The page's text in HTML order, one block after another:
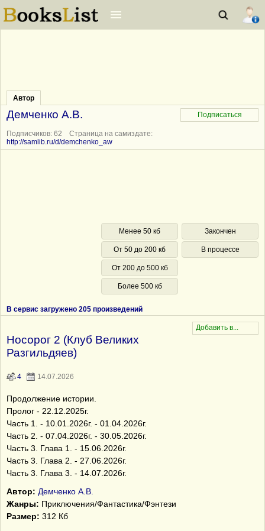
Автор
Демченко А.В.
Подписчиков: 62 Страница на самиздате:
http://samlib.ru/d/demchenko_aw
Менее 50 кб
От 50 до 200 кб
От 200 до 500 кб
Более 500 кб
Закончен
В процессе
В сервис загружено 205 произведений
Носорог 2 (Клуб Великих
Разгильдяев)
4 14.07.2026
Продолжение истории.
Пролог - 22.12.2025г.
Часть 1. - 10.01.2026г. - 01.04.2026г.
Часть 2. - 07.04.2026г. - 30.05.2026г.
Часть 3. Глава 1. - 15.06.2026г.
Часть 3. Глава 2. - 27.06.2026г.
Часть 3. Глава 3. - 14.07.2026г.
Автор: Демченко А.В.
Жанры: Приключения/Фантастика/Фэнтези
Размер: 312 Кб